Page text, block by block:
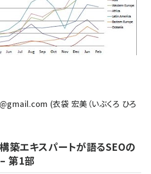
(衣袋 宏美（いぶくろ ひろ
築エキスパートが語るSEOの
第1部